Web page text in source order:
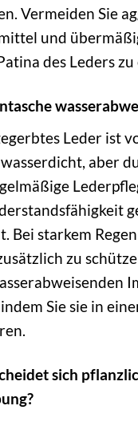
Vermeiden Sie
und
des Leders
Leder ist
aber
Bei starkem
zu
Sie sie in
sich